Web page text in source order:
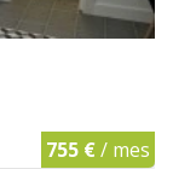
755 €/ mes